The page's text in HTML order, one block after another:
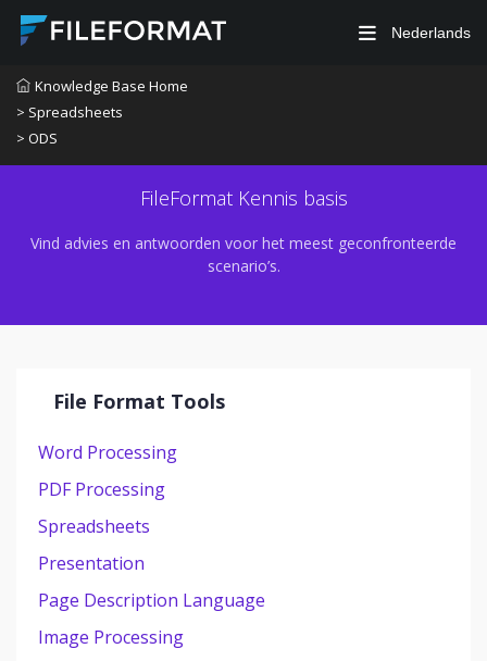
Nederlands
Knowledge Base Home
> Spreadsheets
> ODS
FileFormat Kennis basis
Vind advies en antwoorden voor het meest geconfronteerde
scenario’s.
File Format Tools
Word Processing
PDF Processing
Spreadsheets
Presentation
Page Description Language
Image Processing